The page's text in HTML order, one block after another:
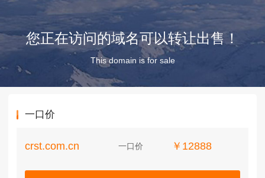
您正在访问的域名可以转让出售！
This domain is for sale
一口价
crst.com.cn 一口价 ￥12888